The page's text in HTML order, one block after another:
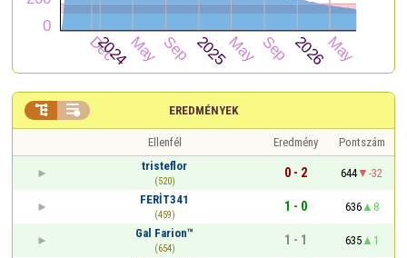
EREDMÉNYEK
 
Ellenfél Eredmény
Pontszám
tristeflor
(520)
0 - 2 644
-32
FERİT341
(459)
1 - 0 636
8
Gal Farion™
(654)
1 - 1 635
1